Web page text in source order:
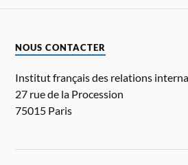
NOUS CONTACTER
Institut français des relations
27 rue de la Procession
75015 Paris